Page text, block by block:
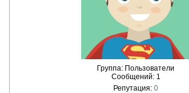
Группа: Пользователи
Сообщений: 1
Репутация: 0